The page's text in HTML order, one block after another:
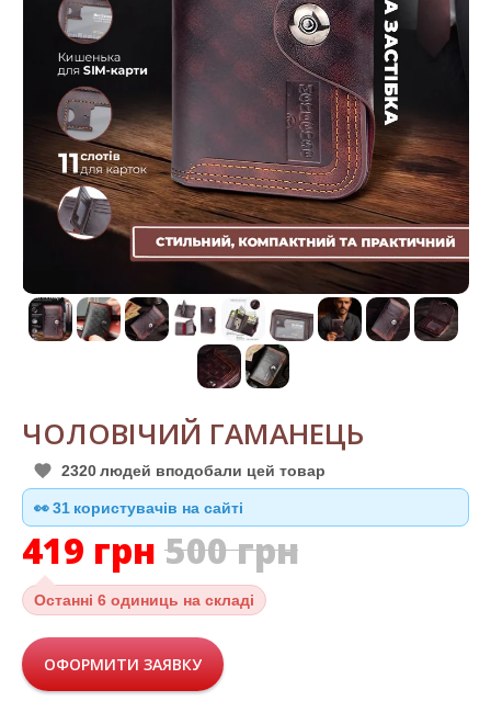
ЧОЛОВІЧИЙ ГАМАНЕЦЬ
2320 людей вподобали цей товар
👀31 користувачів на сайті
419 грн 500грн
Останні 6 одиниць на складі
ОФОРМИТИ ЗАЯВКУ